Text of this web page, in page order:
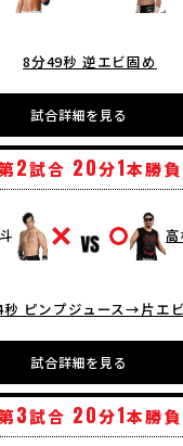
8分49秒 逆エビ固め
試合詳細を見る
2試合 20分1本勝負
秒 ピンプジュース→片エ
試合詳細を見る
3試合 20分1本勝負